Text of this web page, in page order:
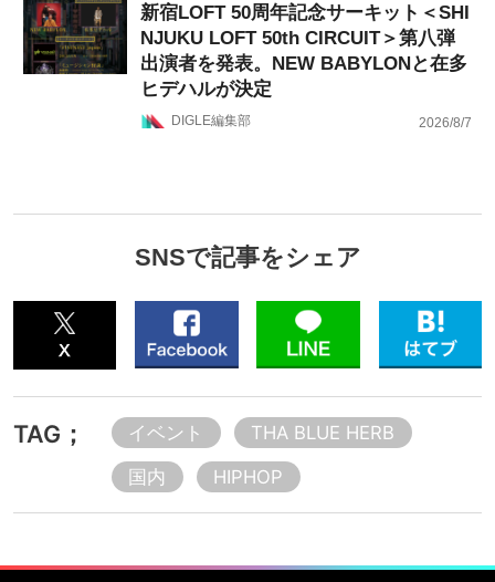
新宿LOFT 50周年記念サーキット＜SHI
NJUKU LOFT 50th CIRCUIT＞第八弾
出演者を発表。NEW BABYLONと在多
ヒデハルが決定
DIGLE編集部 2026/8/7
SNSで記事をシェア
TAG； イベント
THA BLUE HERB
国内
HIPHOP